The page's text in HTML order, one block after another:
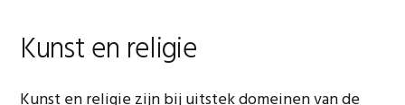
Kunst en religie